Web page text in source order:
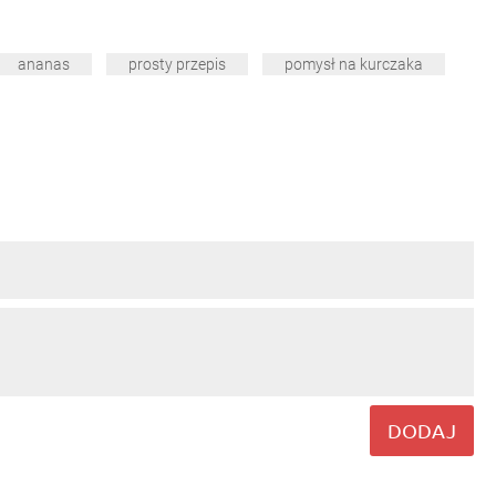
ananas prosty przepis pomysł na kurczaka
DODAJ